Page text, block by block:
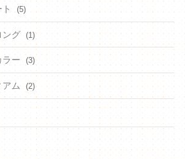
(5)
ング (1)
ラー (3)
アム (2)